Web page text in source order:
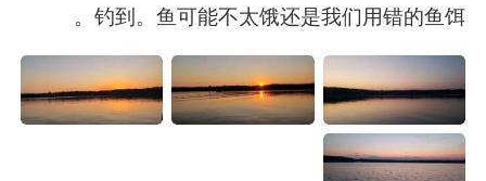
钓到。鱼可能不太饿还是我们用错的鱼饵。